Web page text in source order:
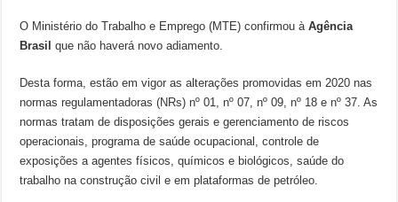
O Ministério do Trabalho e Emprego (MTE) confirmou àAgência
Brasil que não haverá novo adiamento.
Desta forma, estão em vigor as alterações promovidas em 2020 nas
normas regulamentadoras (NRs) nº 01, nº 07, nº 09, nº 18 e nº 37. As
normas tratam de disposições gerais e gerenciamento de riscos
operacionais, programa de saúde ocupacional, controle de
exposições a agentes físicos, químicos e biológicos, saúde do
trabalho na construção civil e em plataformas de petróleo.